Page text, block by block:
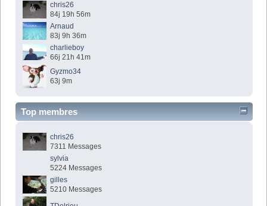
chris26
84j 19h 56m
Arnaud
83j 9h 36m
charlieboy
66j 21h 41m
Gyzmo34
63j 9m
Top membres
chris26
7311 Messages
sylvia
5224 Messages
gilles
5210 Messages